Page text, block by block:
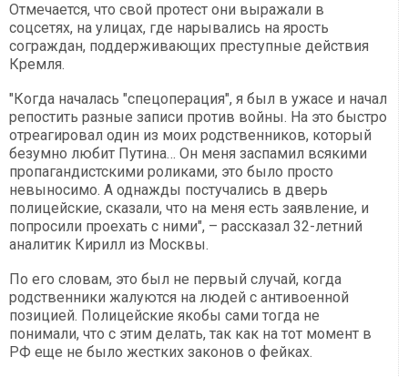
Отмечается, что свой протест они выражали в
соцсетях, на улицах, где нарывались на ярость
сограждан, поддерживающих преступные действия
Кремля.
"Когда началась "спецоперация", я был в ужасе и начал
репостить разные записи против войны. На это быстро
отреагировал один из моих родственников, который
безумно любит Путина… Он меня заспамил всякими
пропагандистскими роликами, это было просто
невыносимо. А однажды постучались в дверь
полицейские, сказали, что на меня есть заявление, и
попросили проехать с ними", – рассказал 32-летний
аналитик Кирилл из Москвы.
По его словам, это был не первый случай, когда
родственники жалуются на людей с антивоенной
позицией. Полицейские якобы сами тогда не
понимали, что с этим делать, так как на тот момент в
РФ еще не было жестких законов о фейках.